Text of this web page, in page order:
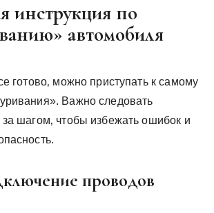
инструкция по
автомобиля
готово‚ можно приступать к самому
Важно следовать
за шагом‚ чтобы избежать ошибок и
проводов